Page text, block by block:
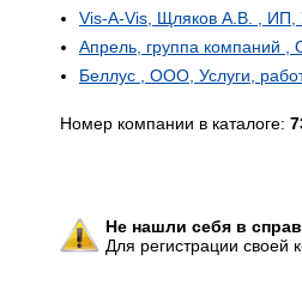
Vis-A-Vis, Щляков А.В. , ИП,
Апрель, группа компаний ,
Беллус , ООО, Услуги,
Номер компании в каталоге:
Не нашли себя в
Для регистрации своей